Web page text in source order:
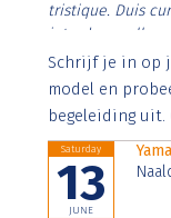
tristique. Duis
interdum nulla,
Aenean faucibus
imperdiet. Nunc
Schrijf je in op
model en
begeleiding uit.
Saturday
13
JUNE